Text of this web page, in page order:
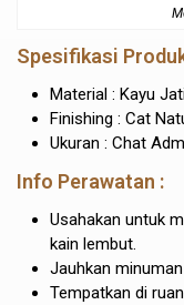
Spesifikasi
Material : Kayu
Finishing : Cat
Ukuran : Chat
Info Perawatan :
Usahakan untuk
kain lembut.
Jauhkan
Tempatkan di